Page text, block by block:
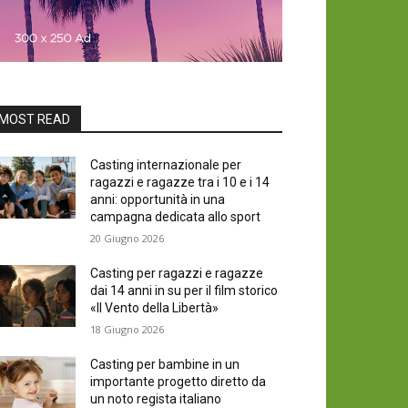
READ
Casting internazionale per
ragazzi e ragazze tra i 10 e i 14
anni: opportunità in una
campagna dedicata allo sport
20 Giugno 2026
Casting per ragazzi e ragazze
dai 14 anni in su per il film storico
«Il Vento della Libertà»
18 Giugno 2026
Casting per bambine in un
importante progetto diretto da
un noto regista italiano